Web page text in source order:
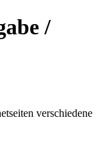
/
verschiedene